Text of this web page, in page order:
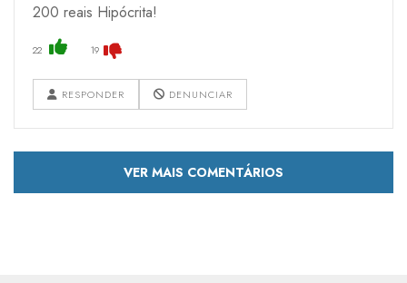
200 reais Hipócrita!
22 19
RESPONDER DENUNCIAR
VER MAIS COMENTÁRIOS